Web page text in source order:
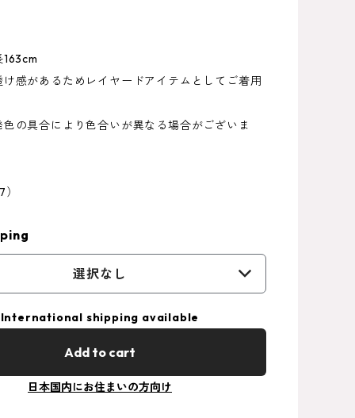
感があるためレイヤードアイテムとしてご着用
の具合により色合いが異なる場合がございま
選択なし
International shipping available
Add to cart
日本国内にお住まいの方向け